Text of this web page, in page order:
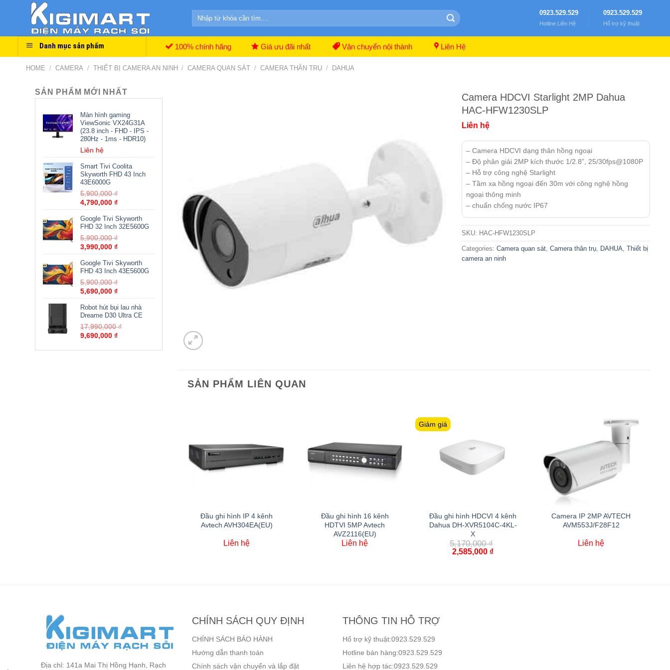
Search
0923.529.529
Hotline Liên Hệ
0923.529.529
Hổ trợ kỹ thuật
Danh mục sản phẩm 100% chính hãng Giá ưu đãi nhất Vận chuyển nội thành Liên Hệ
HOME / CAMERA / THIẾT BỊ CAMERA AN NINH / CAMERA QUAN SÁT / CAMERA THÂN TRỤ / DAHUA
SẢN PHẨM MỚI NHẤT
Màn hình gaming
ViewSonic VX24G31A
(23.8 inch - FHD - IPS -
280Hz - 1ms - HDR10)
Liên hệ
Smart Tivi Coolita
Skyworth FHD 43 Inch
43E6000G
5,900,000₫
4,790,000 ₫
Google Tivi Skyworth
FHD 32 Inch 32E5600G
5,900,000₫
3,990,000 ₫
Google Tivi Skyworth
FHD 43 Inch 43E5600G
5,900,000₫
5,690,000 ₫
Robot hút bụi lau nhà
Dreame D30 Ultra CE
17,990,000₫
9,690,000 ₫
Camera HDCVI Starlight 2MP Dahua
HAC-HFW1230SLP
Liên hệ
– Camera HDCVI dạng thân hồng ngoại
– Độ phân giải 2MP kích thước 1/2.8”, 25/30fps@1080P
– Hỗ trợ công nghệ Starlight
– Tầm xa hồng ngoại đến 30m với công nghệ hồng
ngoại thông minh
– chuẩn chống nước IP67
SKU: HAC-HFW1230SLP
Categories:Camera quan sát,Camera thân trụ, DAHUA,Thiết bị
camera an ninh
SẢN PHẨM LIÊN QUAN
Đầu ghi hình IP 4 kênh
Avtech AVH304EA(EU)
Liên hệ
Đầu ghi hình 16 kênh
HDTVI 5MP Avtech
AVZ2116(EU)
Liên hệ
Giảm giá
Đầu ghi hình HDCVI 4 kênh
Dahua DH-XVR5104C-4KL-
X
5,170,000₫
2,585,000 ₫
Camera IP 2MP AVTECH
AVM553J/F28F12
Liên hệ
Địa chỉ: 141a Mai Thị Hồng Hạnh, Rạch
CHÍNH SÁCH QUY ĐỊNH
CHÍNH SÁCH BẢO HÀNH
Hướng dẫn thanh toán
Chính sách vận chuyển và lắp đặt
THÔNG TIN HỖ TRỢ
Hổ trợ kỹ thuật:0923.529.529
Hotline bán hàng:0923.529.529
Liên hệ hợp tác:0923.529.529